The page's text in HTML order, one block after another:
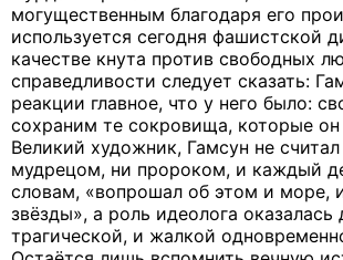
могущественным благодаря его
используется сегодня фашистской
качестве кнута против свободных
справедливости следует сказать:
реакции главное, что у него было:
сохраним те сокровища, которые
Великий художник, Гамсун не
мудрецом, ни пророком, и каждый
словам, «вопрошал об этом и море,
звёзды», а роль идеолога оказалась
трагической, и жалкой